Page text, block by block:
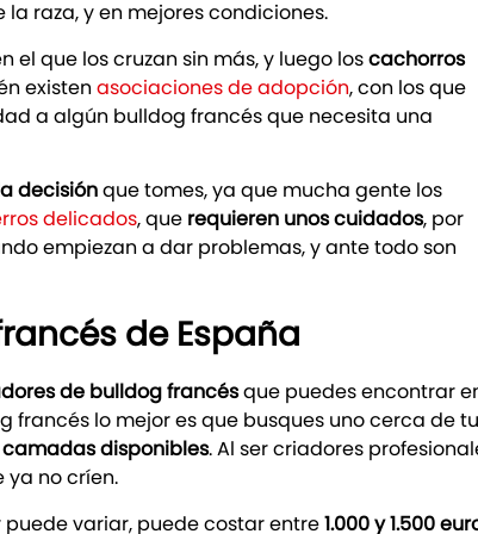
raza, y en mejores condiciones.
el que los cruzan sin más, y luego loscachorros
existenasociaciones de adopción, con los que
a algún bulldog francés que necesita una
decisiónque tomes, ya que mucha gente los
delicados, que requieren unos cuidados, por
empiezan a dar problemas, y ante todo son
de España
de bulldog francésque puedes encontrar
francés lo mejor es que busques uno cerca de tu
camadas disponibles. Al ser criadores
ya no críen.
variar, puede costar entre1.000 y 1.500